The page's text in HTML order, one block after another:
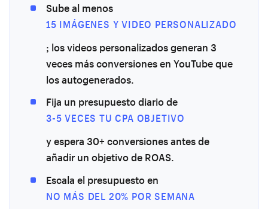
Sube al menos
15 IMÁGENES Y VIDEO PERSONALIZADO
; los videos personalizados generan 3
veces más conversiones en YouTube que
los autogenerados.
Fija un presupuesto diario de
3-5 VECES TU CPA OBJETIVO
y espera 30+ conversiones antes de
añadir un objetivo de ROAS.
Escala el presupuesto en
NO MÁS DEL 20% POR SEMANA